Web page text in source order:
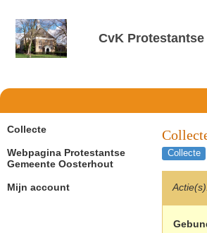
CvK
Collecte
Collecte
Webpagina Protestantse
Gemeente Oosterhout
Mijn account